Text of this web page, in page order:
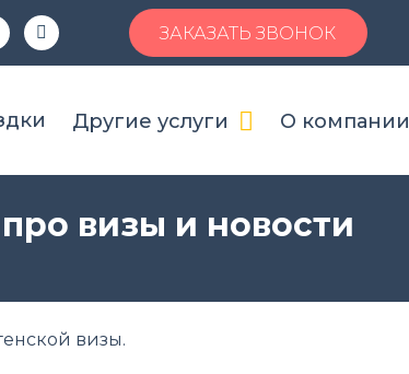
ЗАКАЗАТЬ ЗВОНОК
Другие услуги О компании
визы и новости
визы.